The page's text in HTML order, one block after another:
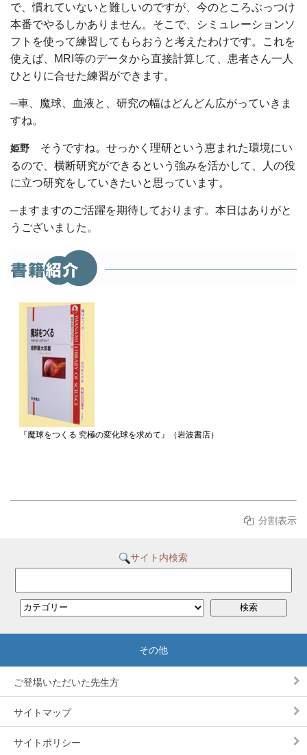
で、慣れていないと難しいのですが、今のところぶっつけ
本番でやるしかありません。そこで、シミュレーションソ
フトを使って練習してもらおうと考えたわけです。これを
使えば、MRI等のデータから直接計算して、患者さん一人
ひとりに合せた練習ができます。
─車、魔球、血液と、研究の幅はどんどん広がっていきま
すね。
姫野 そうですね。せっかく理研という恵まれた環境にい
るので、横断研究ができるという強みを活かして、人の役
に立つ研究をしていきたいと思っています。
─ますますのご活躍を期待しております。本日はありがと
うございました。
『魔球をつくる 究極の変化球を求めて』（岩波書店）
分割表示
サイト内検索
ご登場いただいた先生方
サイトマップ
サイトポリシー